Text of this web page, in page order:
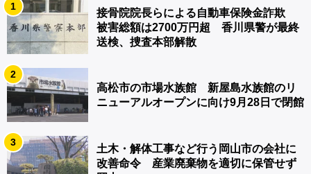
1
接骨院院長らによる自動車保険金詐欺
被害総額は2700万円超 香川県警が最終
送検、捜査本部解散
2
高松市の市場水族館 新屋島水族館のリ
ニューアルオープンに向け9月28日で閉館
3
土木・解体工事など行う岡山市の会社に
改善命令 産業廃棄物を適切に保管せず